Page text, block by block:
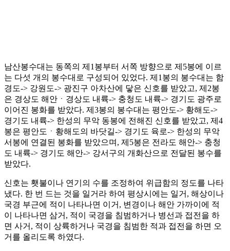
남산봉수대는 동쪽의 제1봉부터 서쪽 방향으로 제5봉에 이르
는 다섯 개의 봉수대로 구성되어 있었다. 제1봉의 봉수대는 함
경도-> 강원도-> 광진구 아차산에 닿은 신호를 받았고, 제2봉
은 경상도 해안ㆍ경상도 내륙-> 충청도 내륙-> 경기도 광주로
이어진 봉화를 받았다. 제3봉의 봉수대는 평안도-> 황해도->
경기도 내륙-> 한성의 무악 동봉에 전해진 신호를 받았고, 제4
봉은 평안도ㆍ황해도의 바닷길-> 경기도 육로-> 한성의 무악
서봉에 연결된 봉화를 받았으며, 제5봉은 전라도 해안-> 충청
도 내륙-> 경기도 해안-> 강서구의 개화산으로 전달된 봉수를
받았다.
신호는 횃불이나 연기의 수를 조정하여 위급함의 정도를 나타
냈다. 한 번 드는 것을 일거라 하여 평상시에는 일거, 해상이나
국경 부근에 적이 나타나면 이거, 변경이나 해안 가까이에 적
이 나타나면 삼거, 적이 국경을 침범하거나 병선과 접전을 하
면 사거, 적이 상륙하거나 국경을 침범한 적과 접전을 하면 오
거를 올리도록 하였다.